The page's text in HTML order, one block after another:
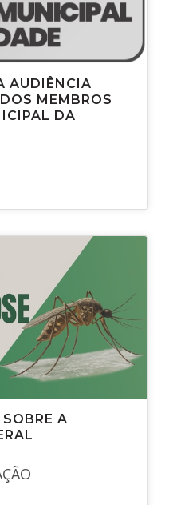
AUDIÊNCIA
MEMBROS
DA
A